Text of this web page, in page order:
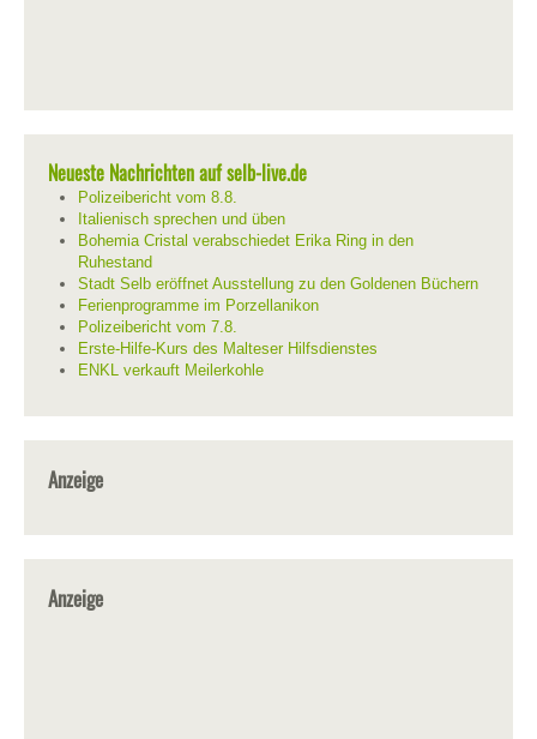
Neueste Nachrichten auf selb-live.de
Polizeibericht vom 8.8.
Italienisch sprechen und üben
Bohemia Cristal verabschiedet Erika Ring in den
Ruhestand
Stadt Selb eröffnet Ausstellung zu den Goldenen Büchern
Ferienprogramme im Porzellanikon
Polizeibericht vom 7.8.
Erste-Hilfe-Kurs des Malteser Hilfsdienstes
ENKL verkauft Meilerkohle
Anzeige
Anzeige